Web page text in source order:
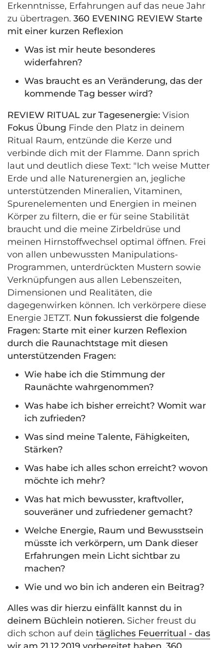
Erkenntnisse, Erfahrungen auf das neue Jahr
zu übertragen. 360 EVENING REVIEW Starte
mit einer kurzen Reflexion
Was ist mir heute besonderes
widerfahren?
Was braucht es an Veränderung, das der
kommende Tag besser wird?
REVIEW RITUAL zur Tagesenergie: Vision
Fokus Übung Finde den Platz in deinem
Ritual Raum, entzünde die Kerze und
verbinde dich mit der Flamme. Dann sprich
laut und deutlich diese Text: "Ich weise Mutter
Erde und alle Naturenergien an, jegliche
unterstützenden Mineralien, Vitaminen,
Spurenelementen und Energien in meinen
Körper zu filtern, die er für seine Stabilität
braucht und die meine Zirbeldrüse und
meinen Hirnstoffwechsel optimal öffnen. Frei
von allen unbewussten Manipulations-
Programmen, unterdrückten Mustern sowie
Verknüpfungen aus allen Lebenszeiten,
Dimensionen und Realitäten, die
dagegenwirken können. Ich verkörpere diese
Energie JETZT. Nun fokussierst die folgende
Fragen: Starte mit einer kurzen Reflexion
durch die Raunachtstage mit diesen
unterstützenden Fragen:
Wie habe ich die Stimmung der
Raunächte wahrgenommen?
Was habe ich bisher erreicht? Womit war
ich zufrieden?
Was sind meine Talente, Fähigkeiten,
Stärken?
Was habe ich alles schon erreicht? wovon
möchte ich mehr?
Was hat mich bewusster, kraftvoller,
souveräner und zufriedener gemacht?
Welche Energie, Raum und Bewusstsein
müsste ich verkörpern, um Dank dieser
Erfahrungen mein Licht sichtbar zu
machen?
Wie und wo bin ich anderen ein Beitrag?
Alles was dir hierzu einfällt kannst du in
deinem Büchlein notieren. Sicher freust du
dich schon auf dein tägliches Feuerritual - das